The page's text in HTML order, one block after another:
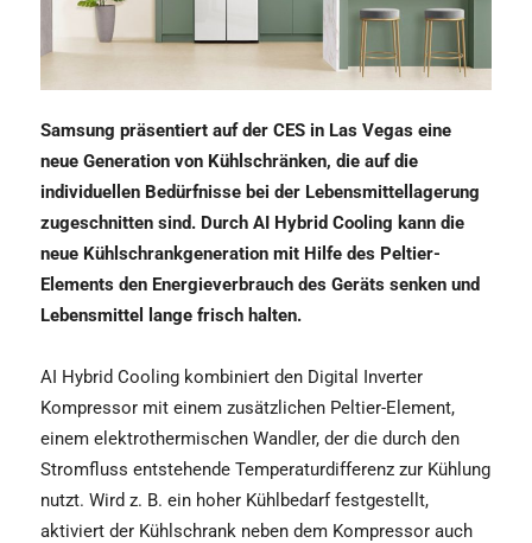
Samsung präsentiert auf der CES in Las Vegas eine
neue Generation von Kühlschränken, die auf die
individuellen Bedürfnisse bei der Lebensmittellagerung
zugeschnitten sind. Durch AI Hybrid Cooling kann die
neue Kühlschrankgeneration mit Hilfe des Peltier-
Elements den Energieverbrauch des Geräts senken und
Lebensmittel lange frisch halten.
AI Hybrid Cooling kombiniert den Digital Inverter
Kompressor mit einem zusätzlichen Peltier-Element,
einem elektrothermischen Wandler, der die durch den
Stromfluss entstehende Temperaturdifferenz zur Kühlung
nutzt. Wird z. B. ein hoher Kühlbedarf festgestellt,
aktiviert der Kühlschrank neben dem Kompressor auch